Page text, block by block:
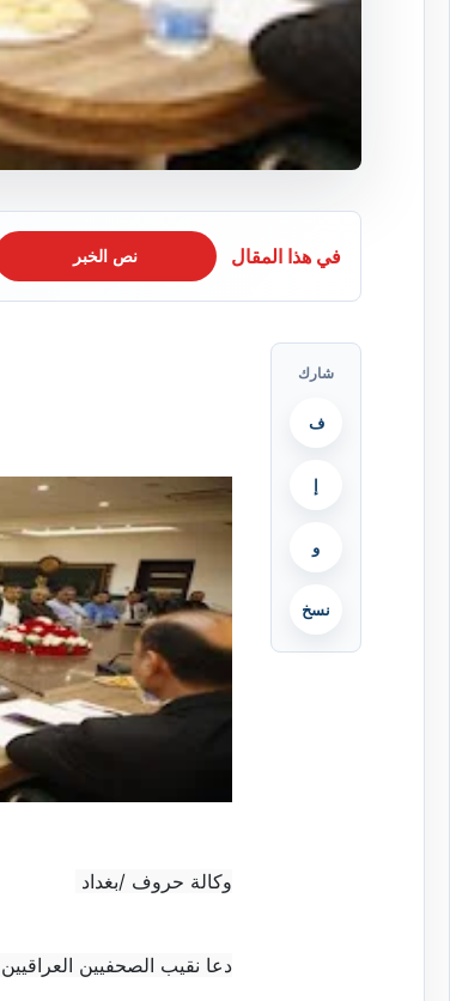
في هذا المقال نص الخبر
شارك
ف
إ
و
نسخ
وكالة حروف /بغداد
دعا نقيب الصحفيين